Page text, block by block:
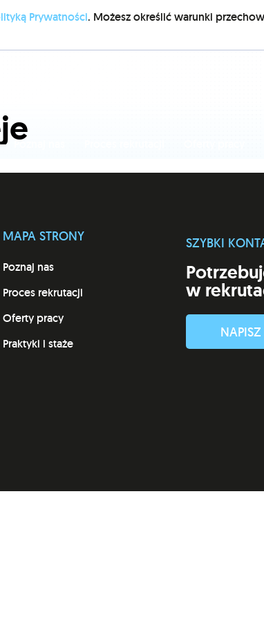
Prywatności. Możesz określić warunki
Poznaj nas
MAPA STRONY
Poznaj nas
Proces rekrutacji
Oferty pracy
Praktyki i staże
SZYBKI
w